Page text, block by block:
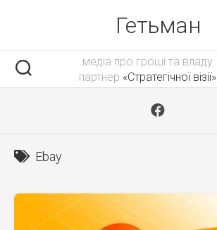
Гетьман
медіа про гроші та владу
партнер «Стратегічної візії»
Ebay